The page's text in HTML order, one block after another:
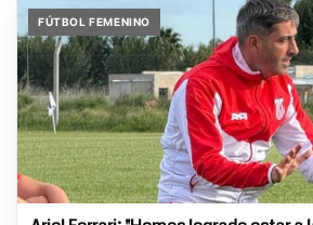
FÚTBOL FEMENINO